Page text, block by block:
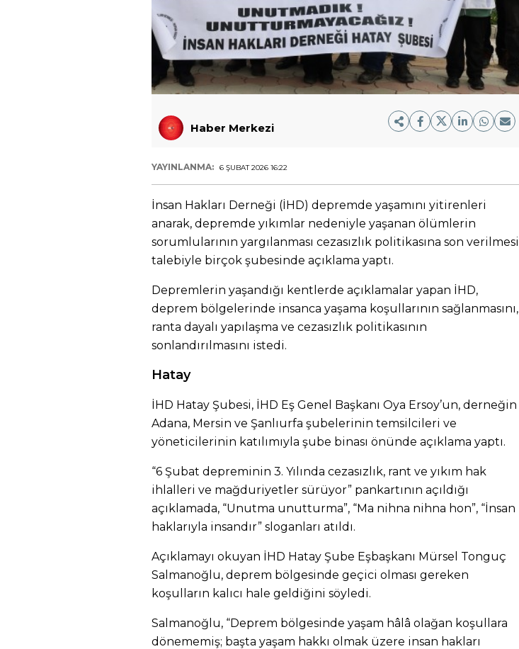
Haber Merkezi
YAYINLANMA: 6 ŞUBAT 2026 16:22
İnsan Hakları Derneği (İHD) depremde yaşamını yitirenleri
anarak, depremde yıkımlar nedeniyle yaşanan ölümlerin
sorumlularının yargılanması cezasızlık politikasına son verilmesi
talebiyle birçok şubesinde açıklama yaptı.
Depremlerin yaşandığı kentlerde açıklamalar yapan İHD,
deprem bölgelerinde insanca yaşama koşullarının sağlanmasını,
ranta dayalı yapılaşma ve cezasızlık politikasının
sonlandırılmasını istedi.
Hatay
İHD Hatay Şubesi, İHD Eş Genel Başkanı Oya Ersoy’un, derneğin
Adana, Mersin ve Şanlıurfa şubelerinin temsilcileri ve
yöneticilerinin katılımıyla şube binası önünde açıklama yaptı.
“6 Şubat depreminin 3. Yılında cezasızlık, rant ve yıkım hak
ihlalleri ve mağduriyetler sürüyor” pankartının açıldığı
açıklamada, “Unutma unutturma”, “Ma nihna nihna hon”, “İnsan
haklarıyla insandır” sloganları atıldı.
Açıklamayı okuyan İHD Hatay Şube Eşbaşkanı Mürsel Tonguç
Salmanoğlu, deprem bölgesinde geçici olması gereken
koşulların kalıcı hale geldiğini söyledi.
Salmanoğlu, “Deprem bölgesinde yaşam hâlâ olağan koşullara
dönememiş; başta yaşam hakkı olmak üzere insan hakları